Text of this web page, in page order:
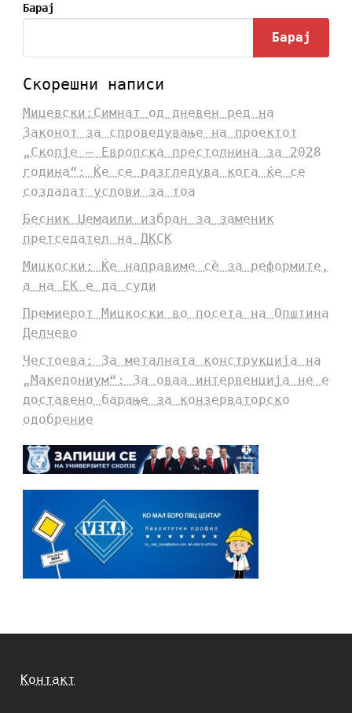
Барај
Барај
Скорешни написи
Мицевски:Симнат од дневен ред на
Законот за спроведување на проектот
„Скопје – Европска престолнина за 2028
година“: Ќе се разгледува кога ќе се
создадат услови за тоа
Бесник Џемаили избран за заменик
претседател на ДКСК
Мицкоски: Ќе направиме сè за реформите,
а на ЕК е да суди
Премиерот Мицкоски во посета на Општина
Делчево
Честоева: За металната конструкција на
„Македониум“: За оваа интервенција не е
доставено барање за конзерваторско
одобрение
Контакт